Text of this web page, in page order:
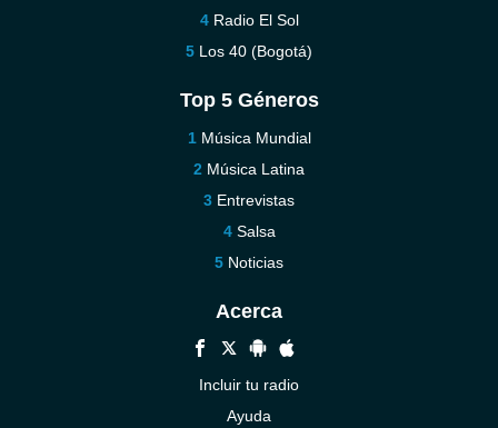
Radio El Sol
Los 40 (Bogotá)
Top 5 Géneros
Música Mundial
Música Latina
Entrevistas
Salsa
Noticias
Acerca
Incluir tu radio
Ayuda